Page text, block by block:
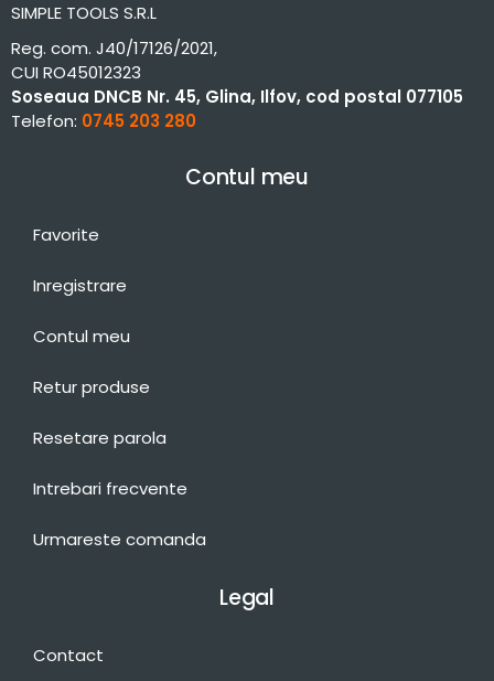
SIMPLE TOOLS S.R.L
Reg. com. J40/17126/2021,
CUI RO45012323
Soseaua DNCB Nr. 45, Glina, Ilfov, cod postal 077105
Telefon: 0745 203 280
Contul meu
Favorite
Inregistrare
Contul meu
Retur produse
Resetare parola
Intrebari frecvente
Urmareste comanda
Legal
Contact